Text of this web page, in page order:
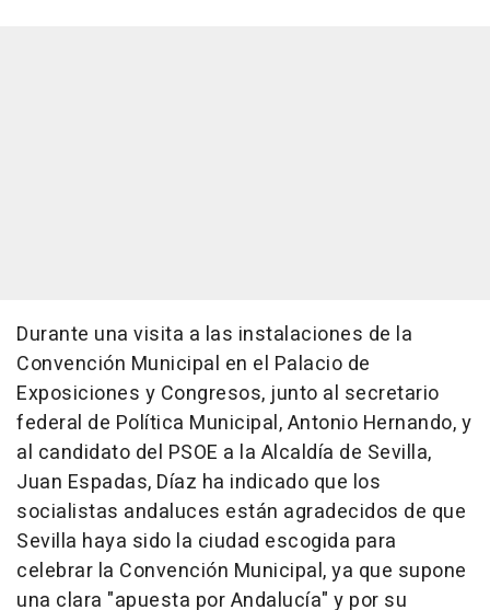
Durante una visita a las instalaciones de la
Convención Municipal en el Palacio de
Exposiciones y Congresos, junto al secretario
federal de Política Municipal, Antonio Hernando, y
al candidato del PSOE a la Alcaldía de Sevilla,
Juan Espadas, Díaz ha indicado que los
socialistas andaluces están agradecidos de que
Sevilla haya sido la ciudad escogida para
celebrar la Convención Municipal, ya que supone
una clara "apuesta por Andalucía" y por su